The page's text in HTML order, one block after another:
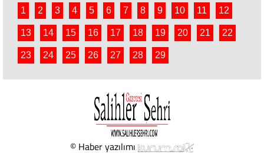
1 2 3 4 5 6 7 8 9 10 11 12
13 14 15 16 17 18 19 20 21 22
23 24 25 26 27 28 29
© Haber yazılımı